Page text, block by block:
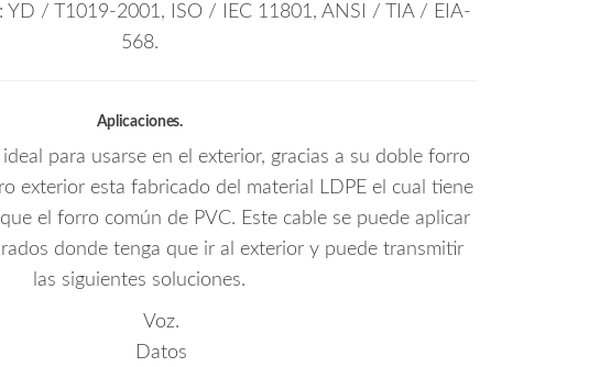
YD / T1019-2001, ISO / IEC 11801, ANSI / TIA / EIA-
568.
Aplicaciones.
para usarse en el exterior, gracias a su doble forro
exterior esta fabricado del material LDPE el cual tiene
el forro común de PVC. Este cable se puede aplicar
donde tenga que ir al exterior y puede transmitir
las siguientes soluciones.
Voz.
Datos